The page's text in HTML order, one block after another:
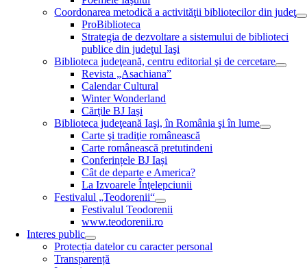
Coordonarea metodică a activităţii bibliotecilor din judeţ
ProBiblioteca
Strategia de dezvoltare a sistemului de biblioteci
publice din judeţul Iaşi
Biblioteca judeţeană, centru editorial şi de cercetare
Revista „Asachiana”
Calendar Cultural
Winter Wonderland
Cărţile BJ Iaşi
Biblioteca judeţeană Iaşi, în România şi în lume
Carte şi tradiţie românească
Carte românească pretutindeni
Conferințele BJ Iași
Cât de departe e America?
La Izvoarele Înţelepciunii
Festivalul „Teodorenii“
Festivalul Teodorenii
www.teodorenii.ro
Interes public
Protecția datelor cu caracter personal
Transparență